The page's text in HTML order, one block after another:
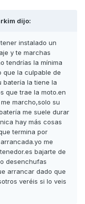
dijo:
instalado un
y te marchas
tendrías la mínima
que la culpable de
batería la tiene la
que trae la moto.en
marcho,solo su
me suele durar
hay más cosas
termina por
me
bajarte de
desenchufas
arrancar dado que
veréis si lo veis